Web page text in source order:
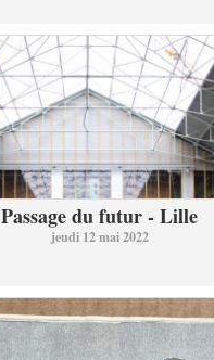
Passage du futur - Lille
jeudi 12 mai 2022